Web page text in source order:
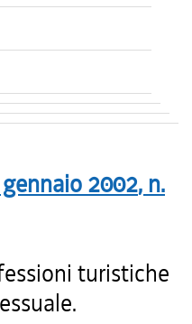
2002, n.
turistiche